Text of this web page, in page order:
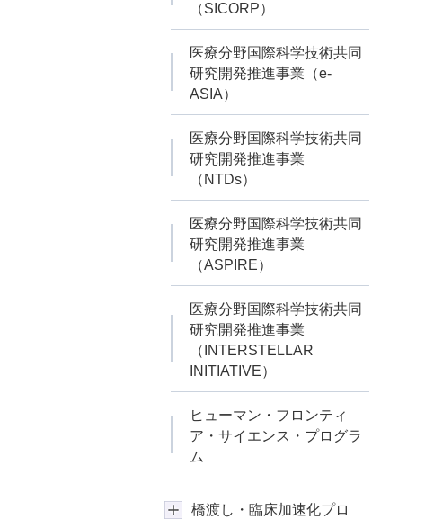
（SICORP）
医療分野国際科学技術共同
研究開発推進事業（e-
ASIA）
医療分野国際科学技術共同
研究開発推進事業
（NTDs）
医療分野国際科学技術共同
研究開発推進事業
（ASPIRE）
医療分野国際科学技術共同
研究開発推進事業
（INTERSTELLAR
INITIATIVE）
ヒューマン・フロンティ
ア・サイエンス・プログラ
ム
橋渡し・臨床加速化プロ